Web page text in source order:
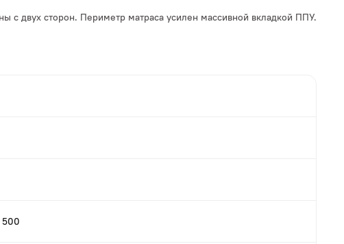
двух сторон. Периметр матраса усилен массивной вкладкой ППУ.
500